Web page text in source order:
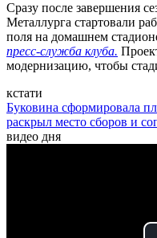
Сразу после завершения
Металлурга стартовали
поля на домашнем
пресс-служба клуба.
модернизацию, чтобы
кстати
Буковина сформировала
раскрыл место сборов и
видео дня